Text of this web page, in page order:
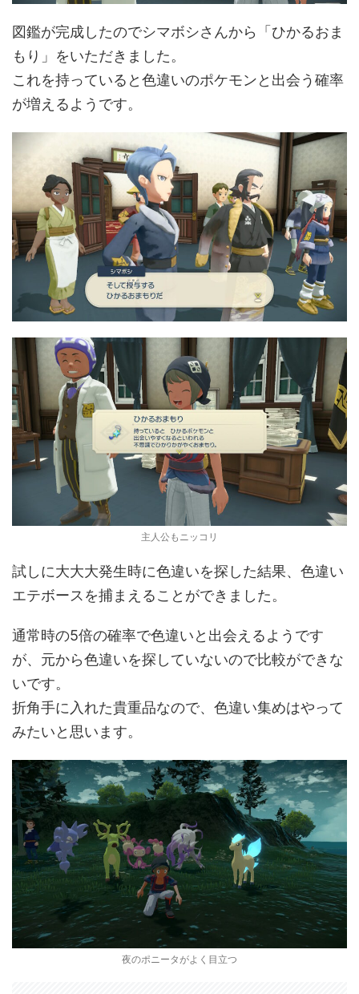
図鑑が完成したのでシマボシさんから「ひかるおま
もり」をいただきました。
これを持っていると色違いのポケモンと出会う確率
が増えるようです。
主人公もニッコリ
試しに大大大発生時に色違いを探した結果、色違い
エテボースを捕まえることができました。
通常時の5倍の確率で色違いと出会えるようです
が、元から色違いを探していないので比較ができな
いです。
折角手に入れた貴重品なので、色違い集めはやって
みたいと思います。
夜のポニータがよく目立つ